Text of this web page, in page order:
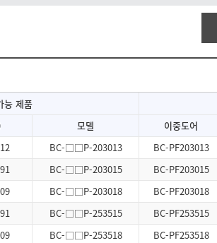
능 제품
모델 이중도어
BC-□□P-203013 BC-PF203013
BC-□□P-203015 BC-PF203015
BC-□□P-203018 BC-PF203018
BC-□□P-253515 BC-PF253515
BC-□□P-253518 BC-PF253518